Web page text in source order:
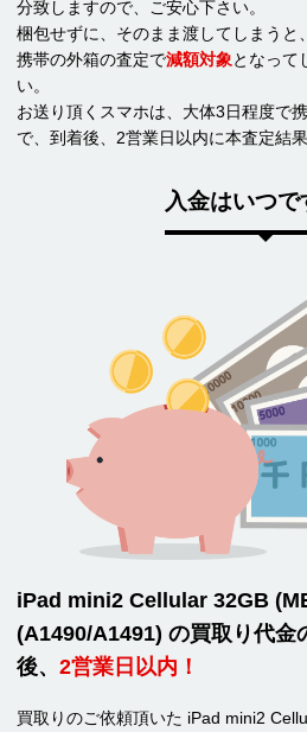
分致しますので、ご安心下さい。
梱包せずに、そのまま渡してしまうと
携帯の外箱の査定で減額対象となって
い。
お送り頂くスマホは、大体3日程度で
で、到着後、2営業日以内に本査定結
入金はいつで
iPad mini2 Cellular 32GB
(A1490/A1491) の買取り代金
後、 2営業日以内！
買取りのご依頼頂いた iPad mini2